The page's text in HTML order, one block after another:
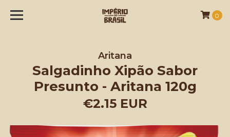
0
Aritana
Salgadinho Xipão Sabor
Presunto - Aritana 120g
€2.15 EUR